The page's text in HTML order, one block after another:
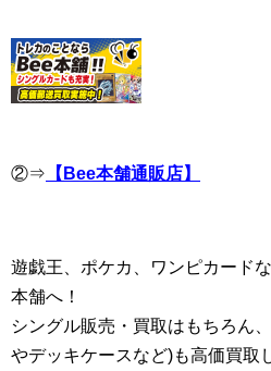
②⇒ 【Bee本舗通販店】
遊戯王、ポケカ、ワンピカード
本舗へ！
シングル販売・買取はもちろん
やデッキケースなど)も高価買取